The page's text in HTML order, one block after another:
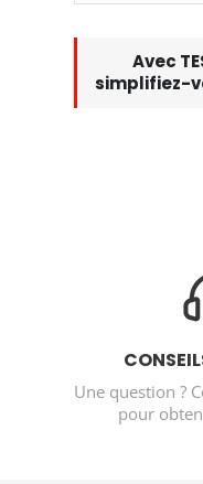
Avec
simplifiez-
Une question ?
pour